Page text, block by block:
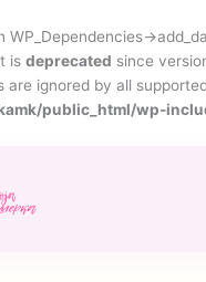
WP_Dependencies-
is deprecated since
are ignored by all
public_html/wp-